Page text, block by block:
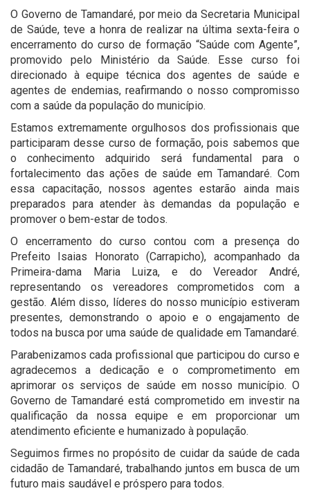
O Governo de Tamandaré, por meio da Secretaria Municipal
de Saúde, teve a honra de realizar na última sexta-feira o
encerramento do curso de formação “Saúde com Agente”,
promovido pelo Ministério da Saúde. Esse curso foi
direcionado à equipe técnica dos agentes de saúde e
agentes de endemias, reafirmando o nosso compromisso
com a saúde da população do município.
Estamos extremamente orgulhosos dos profissionais que
participaram desse curso de formação, pois sabemos que
o conhecimento adquirido será fundamental para o
fortalecimento das ações de saúde em Tamandaré. Com
essa capacitação, nossos agentes estarão ainda mais
preparados para atender às demandas da população e
promover o bem-estar de todos.
O encerramento do curso contou com a presença do
Prefeito Isaias Honorato (Carrapicho), acompanhado da
Primeira-dama Maria Luiza, e do Vereador André,
representando os vereadores comprometidos com a
gestão. Além disso, líderes do nosso município estiveram
presentes, demonstrando o apoio e o engajamento de
todos na busca por uma saúde de qualidade em Tamandaré.
Parabenizamos cada profissional que participou do curso e
agradecemos a dedicação e o comprometimento em
aprimorar os serviços de saúde em nosso município. O
Governo de Tamandaré está comprometido em investir na
qualificação da nossa equipe e em proporcionar um
atendimento eficiente e humanizado à população.
Seguimos firmes no propósito de cuidar da saúde de cada
cidadão de Tamandaré, trabalhando juntos em busca de um
futuro mais saudável e próspero para todos.